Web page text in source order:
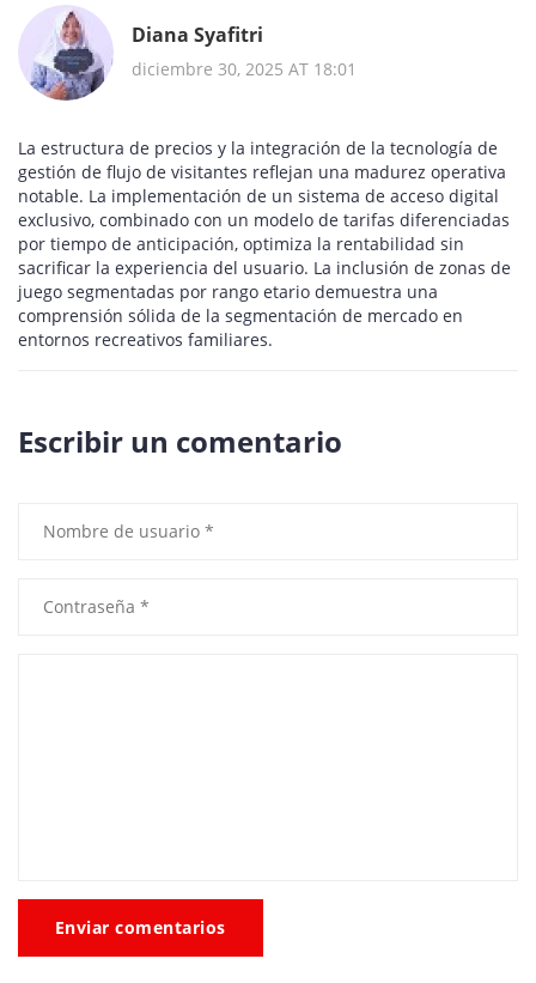
Diana Syafitri
diciembre 30, 2025 AT 18:01
La estructura de precios y la integración de la tecnología de
gestión de flujo de visitantes reflejan una madurez operativa
notable. La implementación de un sistema de acceso digital
exclusivo, combinado con un modelo de tarifas diferenciadas
por tiempo de anticipación, optimiza la rentabilidad sin
sacrificar la experiencia del usuario. La inclusión de zonas de
juego segmentadas por rango etario demuestra una
comprensión sólida de la segmentación de mercado en
entornos recreativos familiares.
Escribir un comentario
Enviar comentarios